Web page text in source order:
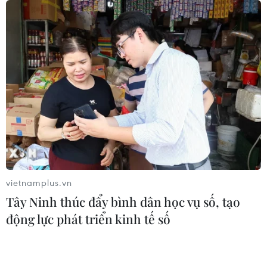
Đức tuyên án chung thân đối tượng
gây vụ lao xe vào đám đông ở
Munich
06/08/2026 15:57
Nga thúc đẩy đa dạng hóa tuyến vận
tải kết nối châu Á qua Ấn Độ Dương
06/08/2026 15:34
Italy và Hy Lạp trở thành điểm nóng
của virus Tây sông Nile
vietnamplus.vn
Tây Ninh thúc đẩy bình dân học vụ số, tạo
động lực phát triển kinh tế số